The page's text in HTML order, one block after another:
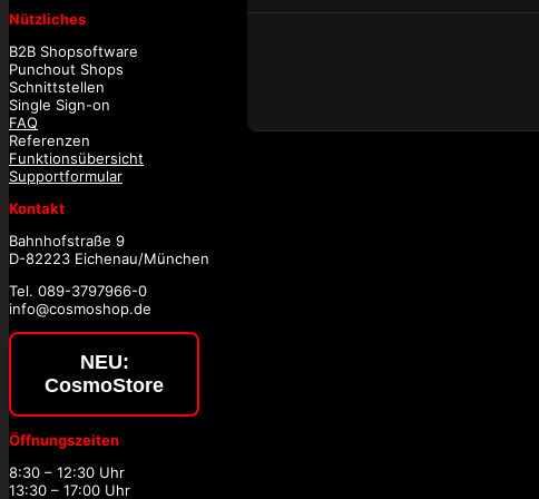
Nützliches
B2B Shopsoftware
Punchout Shops
Schnittstellen
Single Sign-on
FAQ
Referenzen
Funktionsübersicht
Supportformular
Kontakt
Bahnhofstraße 9
D-82223 Eichenau/München
Tel. 089-3797966-0
info@cosmoshop.de
NEU:
CosmoStore
Öffnungszeiten
8:30 – 12:30 Uhr
13:30 – 17:00 Uhr